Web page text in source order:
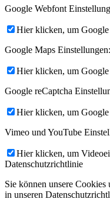
Google Webfont
Hier klicken, um
Google Maps Einstellungen:
Hier klicken, um
Google reCaptcha
Hier klicken, um
Vimeo und YouTube
Hier klicken, um
Datenschutzrichtlinie
Sie können unsere
in unseren